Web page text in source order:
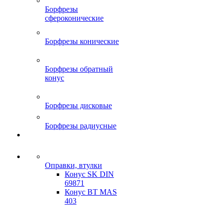
Борфрезы
сфероконические
Борфрезы конические
Борфрезы обратный
конус
Борфрезы дисковые
Борфрезы радиусные
Оправки, втулки
Конус SK DIN
69871
Конус BT MAS
403